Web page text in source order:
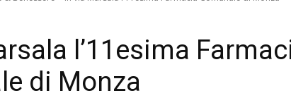
l’11esima
di Monza